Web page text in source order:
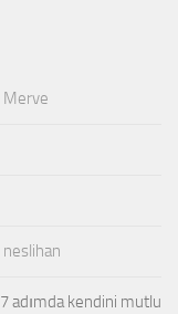
Merve
neslihan
7 adımda kendini mutlu